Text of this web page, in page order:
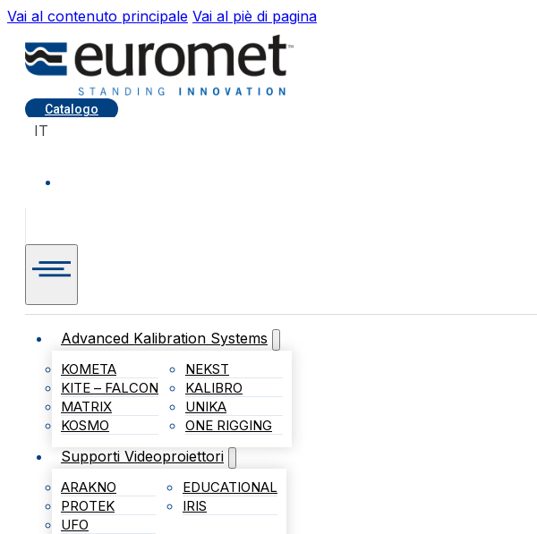
Vai al contenuto principale Vai al piè di pagina
Catalogo
IT
Advanced Kalibration Systems
KOMETA
KITE – FALCON
MATRIX
KOSMO
NEKST
KALIBRO
UNIKA
ONE RIGGING
Supporti Videoproiettori
ARAKNO
PROTEK
UFO
EDUCATIONAL
IRIS